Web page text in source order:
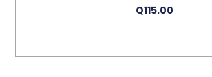
Q115.00